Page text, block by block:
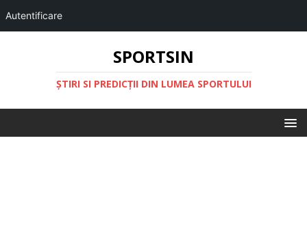
Autentificare
SPORTSIN
ŞTIRI SI PREDICŢII DIN LUMEA SPORTULUI